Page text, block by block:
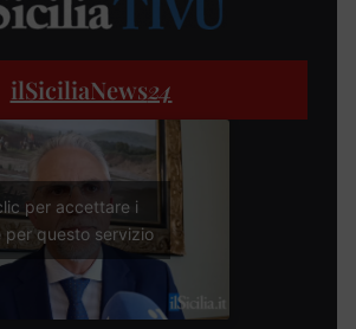
ilSiciliaNews24
per accettare i
per questo servizio